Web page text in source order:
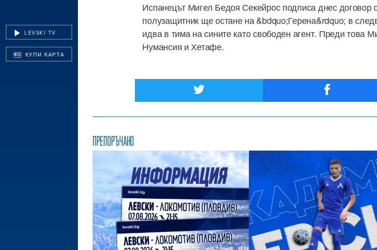
LEVSKI TV
КУПИ КАРТА
Испанецът Мигел Бедоя Секейрос подписа днес договор
полузащитник ще остане на &bdquo;Герена&rdquo; в
идва в тима на сините като свободен агент. Преди това
Нумансия и Хетафе.
ПРЕПОРЪЧАНО